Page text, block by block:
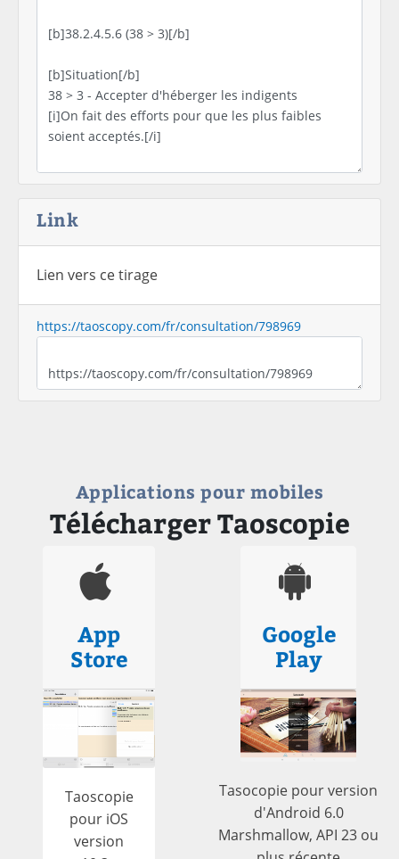
Link
Lien vers ce tirage
https://taoscopy.com/fr/consultation/798969
Applications pour mobiles
Télécharger Taoscopie
App
Store
Taoscopie
pour iOS
version
Google
Play
Tasocopie pour version
d'Android 6.0
Marshmallow, API 23 ou